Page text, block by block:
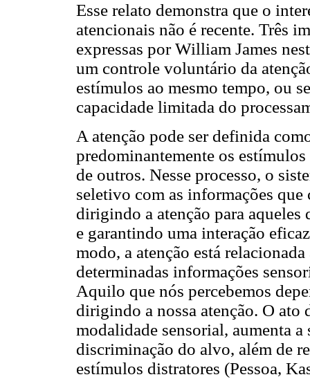
Esse relato demonstra que o
atencionais não é recente. Três
expressas por William James
um controle voluntário da
estímulos ao mesmo tempo, ou
capacidade limitada do
A atenção pode ser definida
predominantemente os
de outros. Nesse processo, o
seletivo com as informações que
dirigindo a atenção para aqueles
e garantindo uma interação
modo, a atenção está
determinadas informações
Aquilo que nós percebemos
dirigindo a nossa atenção. O ato
modalidade sensorial, aumenta
discriminação do alvo, além de
estímulos distratores (Pessoa,